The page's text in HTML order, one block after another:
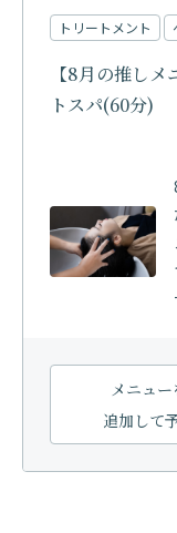
トリートメント
【8月の推し
トスパ(60分)
メニュー
追加して